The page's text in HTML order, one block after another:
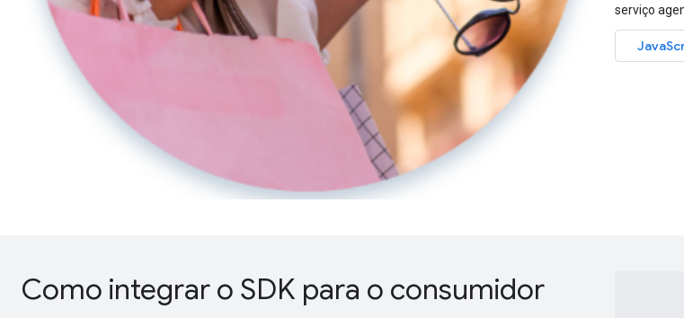
serviço
Como integrar o SDK para o consumidor